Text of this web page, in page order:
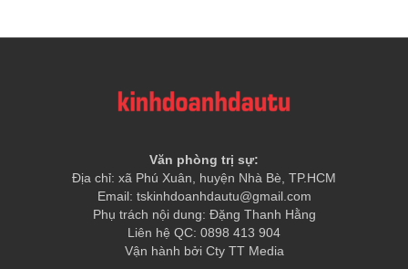
Văn phòng trị sự:
Địa chỉ: xã Phú Xuân, huyện Nhà Bè, TP.HCM
Email: tskinhdoanhdautu@gmail.com
Phụ trách nội dung: Đặng Thanh Hằng
Liên hệ QC: 0898 413 904
Vận hành bởi Cty TT Media